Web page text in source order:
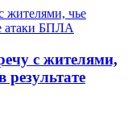
с жителями,
результате